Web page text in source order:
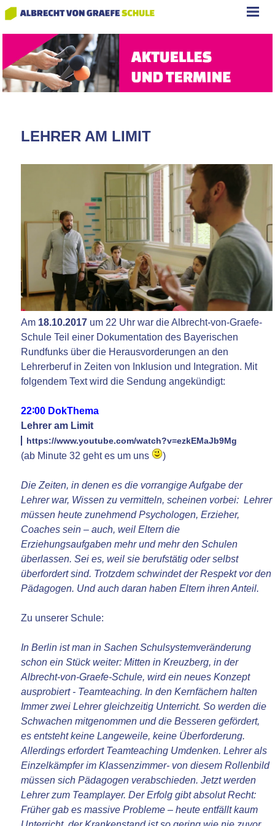
LEHRER AM LIMIT
Am 18.10.2017 um 22 Uhr war die Albrecht-von-Graefe-
Schule Teil einer Dokumentation des Bayerischen
Rundfunks über die Herausvorderungen an den
Lehrerberuf in Zeiten von Inklusion und Integration. Mit
folgendem Text wird die Sendung angekündigt:
22∶00 DokThema
Lehrer am Limit
https://www.youtube.com/watch?v=ezkEMaJb9Mg
(ab Minute 32 geht es um uns )
Die Zeiten, in denen es die vorrangige Aufgabe der
Lehrer war, Wissen zu vermitteln, scheinen vorbei: Lehrer
müssen heute zunehmend Psychologen, Erzieher,
Coaches sein – auch, weil Eltern die
Erziehungsaufgaben mehr und mehr den Schulen
überlassen. Sei es, weil sie berufstätig oder selbst
überfordert sind. Trotzdem schwindet der Respekt vor den
Pädagogen. Und auch daran haben Eltern ihren Anteil.
Zu unserer Schule:
In Berlin ist man in Sachen Schulsystemveränderung
schon ein Stück weiter: Mitten in Kreuzberg, in der
Albrecht-von-Graefe-Schule, wird ein neues Konzept
ausprobiert - Teamteaching. In den Kernfächern halten
Immer zwei Lehrer gleichzeitig Unterricht. So werden die
Schwachen mitgenommen und die Besseren gefördert,
es entsteht keine Langeweile, keine Überforderung.
Allerdings erfordert Teamteaching Umdenken. Lehrer als
Einzelkämpfer im Klassenzimmer- von diesem Rollenbild
müssen sich Pädagogen verabschieden. Jetzt werden
Lehrer zum Teamplayer. Der Erfolg gibt absolut Recht:
Früher gab es massive Probleme – heute entfällt kaum